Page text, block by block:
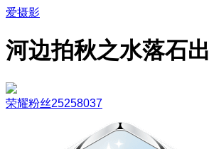
爱摄影
河边拍秋之水落石出
荣耀粉丝25258037